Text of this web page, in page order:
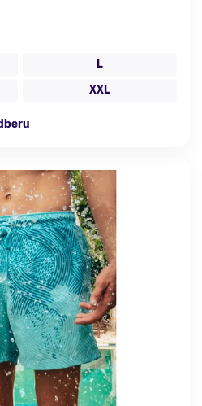
L
XXL